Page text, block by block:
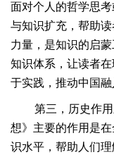
面对个人的哲学思
与知识扩充，帮助
力量，是知识的启
知识体系，让读者
于实践，推动中国融
第三，历史作
想》主要的作用是
识水平，帮助人们